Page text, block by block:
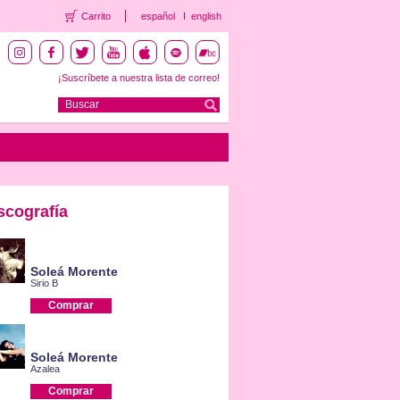
Carrito español english
¡Suscríbete a nuestra lista de correo!
Soleá Morente
Sirio B
Comprar
Soleá Morente
Azalea
Comprar